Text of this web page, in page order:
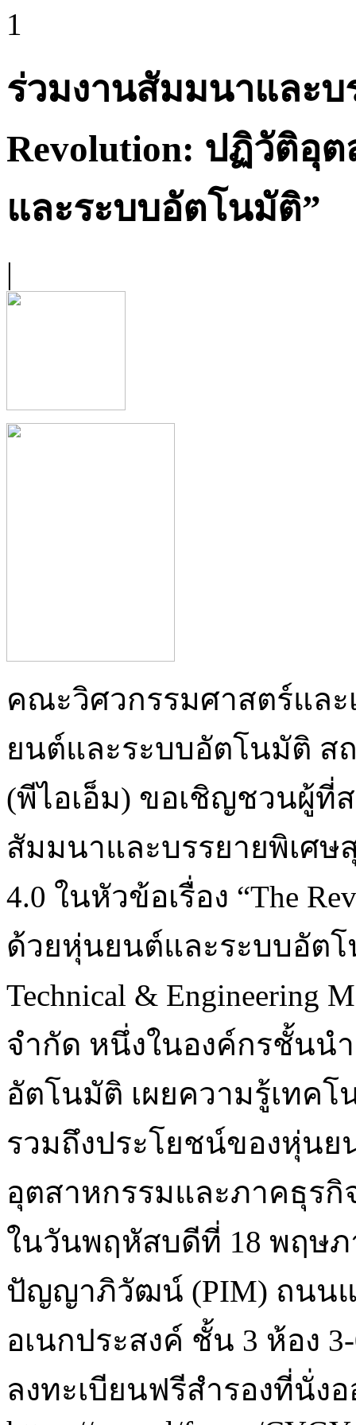
1
ร่วมงานสัมมนาและบ
Revolution: ปฏิวัติอุ
และระบบอัตโนมัติ”
|
คณะวิศวกรรมศาสตร์แล
ยนต์และระบบอัตโนมัติ
(พีไอเอ็ม) ขอเชิญชวนผู้ที่
สัมมนาและบรรยายพิเศษ
4.0 ในหัวข้อเรื่อง “The
ด้วยหุ่นยนต์และระบบอัต
Technical & Engineering
จำกัด หนึ่งในองค์กรชั้นน
อัตโนมัติ เผยความรู้เทค
รวมถึงประโยชน์ของหุ่น
อุตสาหกรรมและภาคธุรกิ
ในวันพฤหัสบดีที่ 18 พฤษ
ปัญญาภิวัฒน์ (PIM) ถนน
อเนกประสงค์ ชั้น 3 ห้อง
ลงทะเบียนฟรีสำรองที่นั่ง